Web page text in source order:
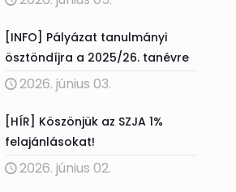
[INFO] Pályázat tanulmányi
ösztöndíjra a 2025/26. tanévre
2026. június 03.
[HÍR] Köszönjük az SZJA 1%
felajánlásokat!
2026. június 02.